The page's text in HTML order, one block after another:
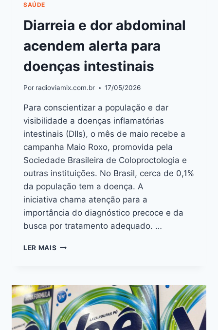
SAÚDE
Diarreia e dor abdominal
acendem alerta para
doenças intestinais
Por radioviamix.com.br 17/05/2026
Para conscientizar a população e dar
visibilidade a doenças inflamatórias
intestinais (DIIs), o mês de maio recebe a
campanha Maio Roxo, promovida pela
Sociedade Brasileira de Coloproctologia e
outras instituições. No Brasil, cerca de 0,1%
da população tem a doença. A
iniciativa chama atenção para a
importância do diagnóstico precoce e da
busca por tratamento adequado. …
LER MAIS